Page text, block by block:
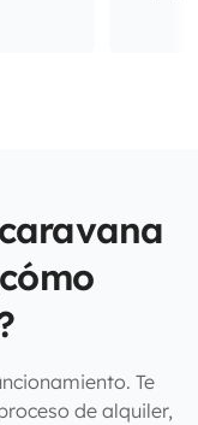
Te
de alquiler,